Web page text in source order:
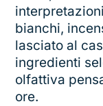
bianchi,
lasciato al
ingredienti
olfattiva
ore.